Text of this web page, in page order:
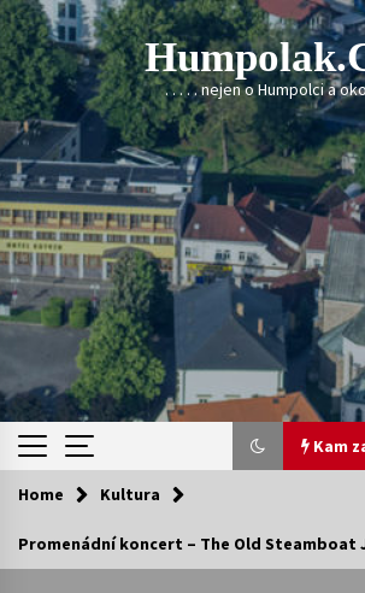
Skip
to
content
. . . . . nejen o Humpolci a
Kam
Kam za kulturou?
Home Kultura
Promenádní koncert – The Old Steamboat